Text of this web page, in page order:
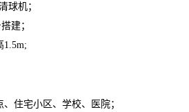
球机；
建；
1.5m;
住宅小区、学校、医院；